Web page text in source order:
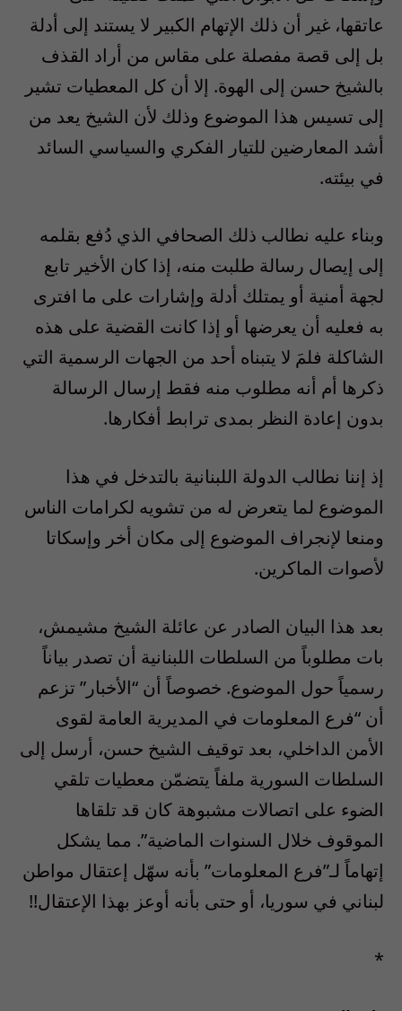
عاتقها، غير أن ذلك الإتهام الكبير لا يستند إلى أدلة
بل إلى قصة مفصلة على مقاس من أراد القذف
بالشيخ حسن إلى الهوة. إلا أن كل المعطيات تشير
إلى تسيس هذا الموضوع وذلك لأن الشيخ يعد من
أشد المعارضين للتيار الفكري والسياسي السائد
في بيئته.
وبناء عليه نطالب ذلك الصحافي الذي دُفع بقلمه
إلى إيصال رسالة طلبت منه، إذا كان الأخير تابع
لجهة أمنية أو يمتلك أدلة وإشارات على ما افترى
به فعليه أن يعرضها أو إذا كانت القضية على هذه
الشاكلة فلمَ لا يتبناه أحد من الجهات الرسمية التي
ذكرها أم أنه مطلوب منه فقط إرسال الرسالة
بدون إعادة النظر بمدى ترابط أفكارها.
إذ إننا نطالب الدولة اللبنانية بالتدخل في هذا
الموضوع لما يتعرض له من تشويه لكرامات الناس
ومنعا لإنجراف الموضوع إلى مكان أخر وإسكاتا
لأصوات الماكرين.
بعد هذا البيان الصادر عن عائلة الشيخ مشيمش،
بات مطلوباً من السلطات اللبنانية أن تصدر بياناً
رسمياً حول الموضوع. خصوصاً أن “الأخبار” تزعم
أن “فرع المعلومات في المديرية العامة لقوى
الأمن الداخلي، بعد توقيف الشيخ حسن، أرسل إلى
السلطات السورية ملفاً يتضمّن معطيات تلقي
الضوء على اتصالات مشبوهة كان قد تلقاها
الموقوف خلال السنوات الماضية”. مما يشكل
إتهاماً لـ”فرع المعلومات” بأنه سهّل إعتقال مواطن
لبناني في سوريا، أو حتى بأنه أوعز بهذا الإعتقال!!
*